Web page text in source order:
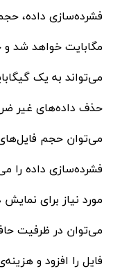
مگابایت خواهد شد
می‌تواند به یک
حذف داده‌های غیر
می‌توان حجم
فشرده‌سازی داده را
مورد نیاز برای
می‌توان در ظرفیت
فایل را افزود و